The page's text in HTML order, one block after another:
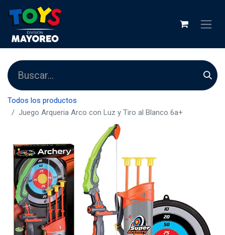
Todos los productos
Juego Arqueria Arco con Luz y Tiro al Blanco 6a+